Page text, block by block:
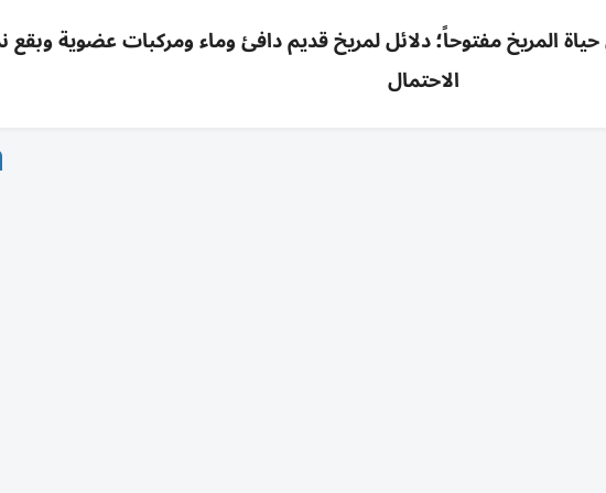
حياة المريخ مفتوحاً؛ دلائل لمريخ قديم دافئ وماء ومركبات عضوية وبقع
الاحتمال